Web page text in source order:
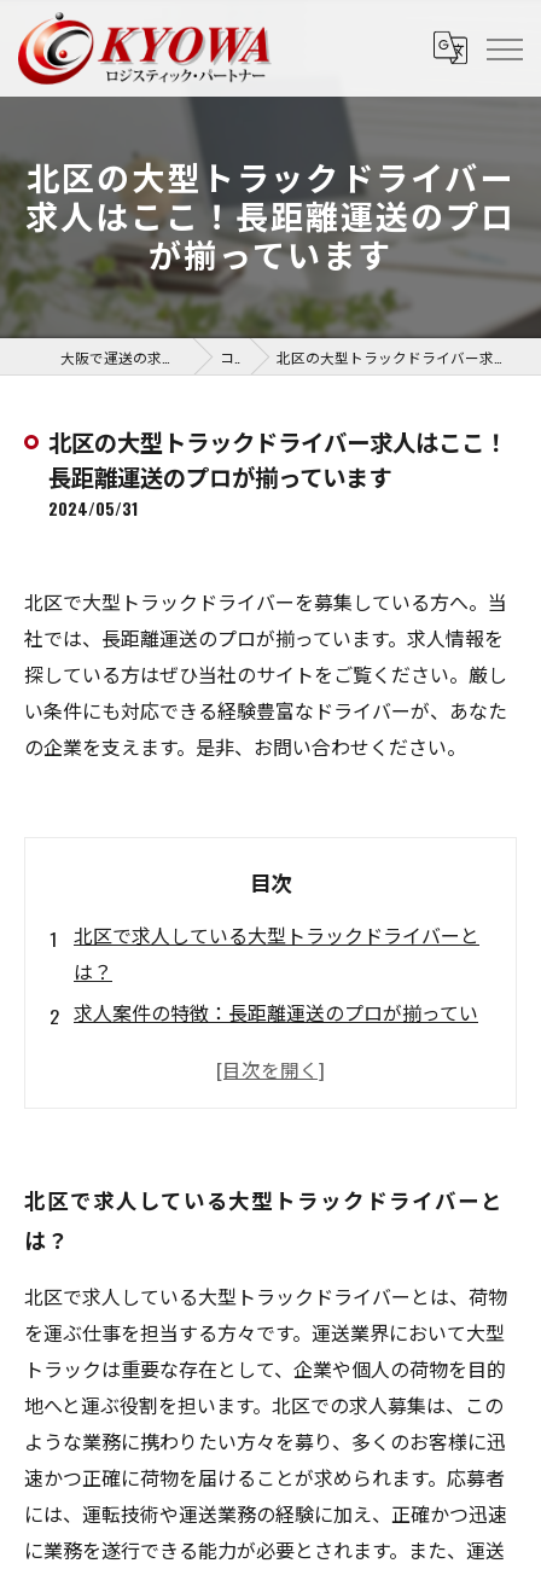
北区の大型トラックドライバー
求人はここ！長距離運送のプロ
が揃っています
コラム 北区の大型トラックドライバー求人はここ！長距離運送のプロが揃っています
北区の大型トラックドライバー求人はここ！
長距離運送のプロが揃っています
2024/05/31
北区で大型トラックドライバーを募集している方へ。当
社では、長距離運送のプロが揃っています。求人情報を
探している方はぜひ当社のサイトをご覧ください。厳し
い条件にも対応できる経験豊富なドライバーが、あなた
の企業を支えます。是非、お問い合わせください。
目次
北区で求人している大型トラックドライバーと
は？
求人案件の特徴：長距離運送のプロが揃ってい
必要とされるスキルや資格は？
北区で求人している大型トラックドライバーと
は？
北区で求人している大型トラックドライバーとは、荷物
を運ぶ仕事を担当する方々です。運送業界において大型
トラックは重要な存在として、企業や個人の荷物を目的
地へと運ぶ役割を担います。北区での求人募集は、この
ような業務に携わりたい方々を募り、多くのお客様に迅
速かつ正確に荷物を届けることが求められます。応募者
には、運転技術や運送業務の経験に加え、正確かつ迅速
に業務を遂行できる能力が必要とされます。また、運送